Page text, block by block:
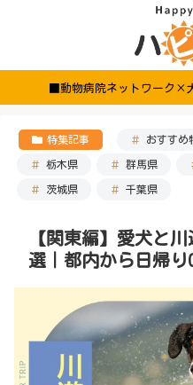
■動物病院ネットワーク×
特集記事 おすすめ
栃木県 群馬県
茨城県 千葉県
【関東編】愛犬と
選｜都内から日帰り